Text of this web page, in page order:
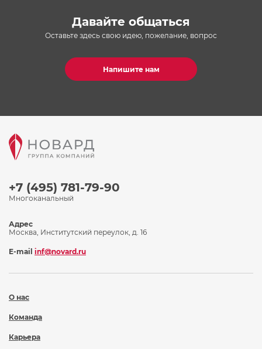
Давайте общаться
Оставьте здесь свою идею, пожелание, вопрос
Напишите нам
+7 (495) 781-79-90
Многоканальный
О нас
Команда
Карьера
Адрес
Москва, Институтский переулок, д. 16
E-mail inf@novard.ru